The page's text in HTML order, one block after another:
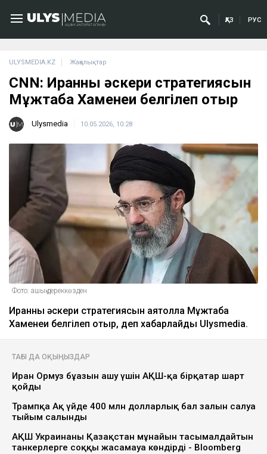
ҚАЗ РУС
ULYSMEDIA.KZ Жаңалықтар
CNN: Иранның әскери стратегиясын
Мұжтаба Хаменеи белгілеп отыр
Ulysmedia 10.05.2026, 10:28
Фото: ашық дереккөзден
Иранның әскери стратегиясын аятолла Мұжтаба
Хаменеи белгілеп отыр, деп хабарлайды Ulysmedia.
ТАҒЫ ДА ОҚЫҢЫЗДАР
Иран Ормуз бұғазын ашу үшін АҚШ-қа бірқатар шарт
қойды
Трампқа Ақ үйде 400 млн долларлық бал залын салуға
тыйым салынды
АҚШ Украинаны Қазақстан мұнайын тасымалдайтын
танкерлерге соққы жасамауға көндірді - Bloomberg